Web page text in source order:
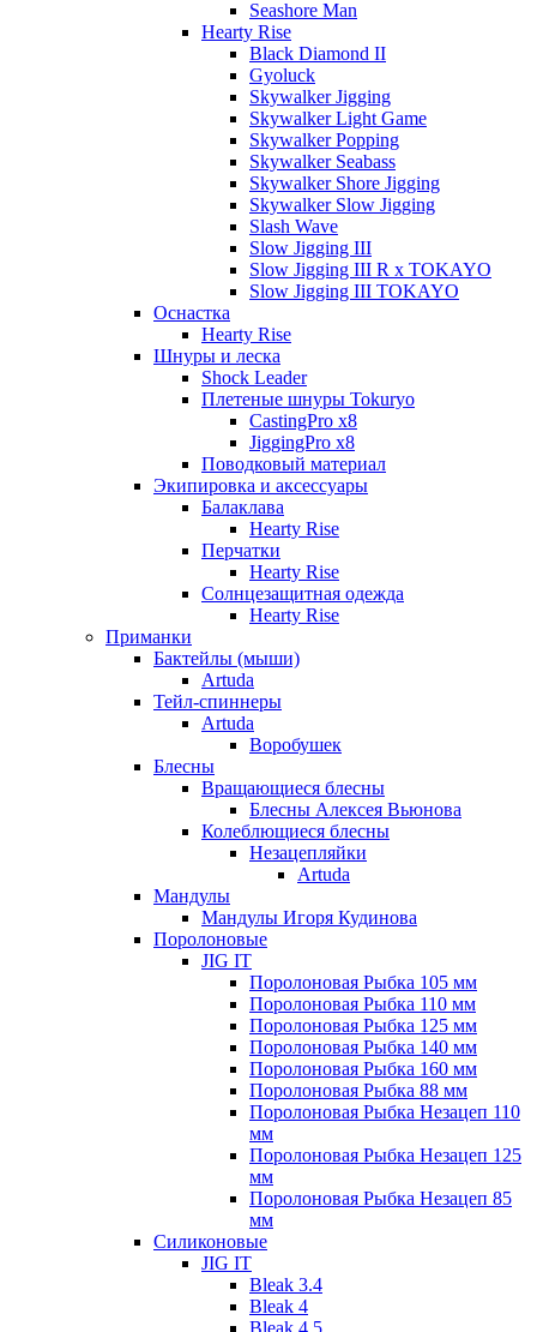
Seashore Man
Hearty Rise
Black Diamond II
Gyoluck
Skywalker Jigging
Skywalker Light Game
Skywalker Popping
Skywalker Seabass
Skywalker Shore Jigging
Skywalker Slow Jigging
Slash Wave
Slow Jigging III
Slow Jigging III R x TOKAYO
Slow Jigging III TOKAYO
Оснастка
Hearty Rise
Шнуры и леска
Shock Leader
Плетеные шнуры Tokuryo
CastingPro x8
JiggingPro x8
Поводковый материал
Экипировка и аксессуары
Балаклава
Hearty Rise
Перчатки
Hearty Rise
Солнцезащитная одежда
Hearty Rise
Приманки
Бактейлы (мыши)
Artuda
Тейл-спиннеры
Artuda
Воробушек
Блесны
Вращающиеся блесны
Блесны Алексея Вьюнова
Колеблющиеся блесны
Незацепляйки
Artuda
Мандулы
Мандулы Игоря Кудинова
Поролоновые
JIG IT
Поролоновая Рыбка 105 мм
Поролоновая Рыбка 110 мм
Поролоновая Рыбка 125 мм
Поролоновая Рыбка 140 мм
Поролоновая Рыбка 160 мм
Поролоновая Рыбка 88 мм
Поролоновая Рыбка Незацеп 110
мм
Поролоновая Рыбка Незацеп 125
мм
Поролоновая Рыбка Незацеп 85
мм
Силиконовые
JIG IT
Bleak 3.4
Bleak 4
Bleak 4.5